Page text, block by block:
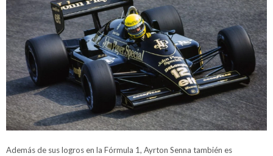
Además de sus logros en la Fórmula 1, Ayrton Senna también es